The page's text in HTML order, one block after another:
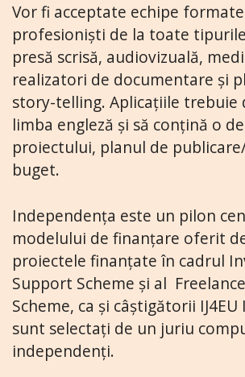
Vor fi acceptate echipe
profesioniști de la toate
presă scrisă, audiovizuală,
realizatori de documentare și
story-telling. Aplicațiile trebuie
limba engleză și să conțină o
proiectului, planul de
buget.
Independența este un pilon
modelului de finanțare oferit
proiectele finanțate în cadrul
Support Scheme și al
Scheme, ca și câștigătorii
sunt selectați de un juriu
independenți.